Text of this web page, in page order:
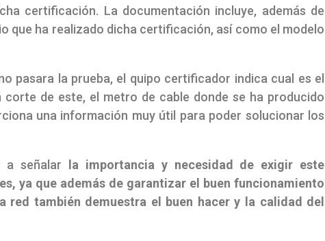
certificación. La documentación incluye, además de
que ha realizado dicha certificación, así como el modelo
pasara la prueba, el quipo certificador indica cual es el
de este, el metro de cable donde se ha producido
una información muy útil para poder solucionar los
a señalar la importancia y necesidad de exigir este
ya que además de garantizar el buen funcionamiento
red también demuestra el buen hacer y la calidad del